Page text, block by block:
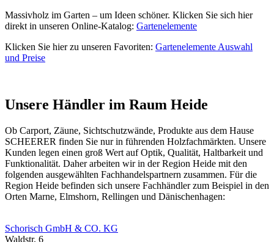
Massivholz im Garten – um Ideen schöner. Klicken Sie sich hier
direkt in unseren Online-Katalog: Gartenelemente
Klicken Sie hier zu unseren Favoriten: Gartenelemente Auswahl
und Preise
Unsere Händler im Raum Heide
Ob Carport, Zäune, Sichtschutzwände, Produkte aus dem Hause
SCHEERER finden Sie nur in führenden Holzfachmärkten. Unsere
Kunden legen einen groß Wert auf Optik, Qualität, Haltbarkeit und
Funktionalität. Daher arbeiten wir in der Region Heide mit den
folgenden ausgewählten Fachhandelspartnern zusammen. Für die
Region Heide befinden sich unsere Fachhändler zum Beispiel in den
Orten Marne, Elmshorn, Rellingen und Dänischenhagen:
Schorisch GmbH & CO. KG
Waldstr. 6